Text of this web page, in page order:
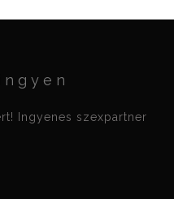
Ingyenes szexpartner